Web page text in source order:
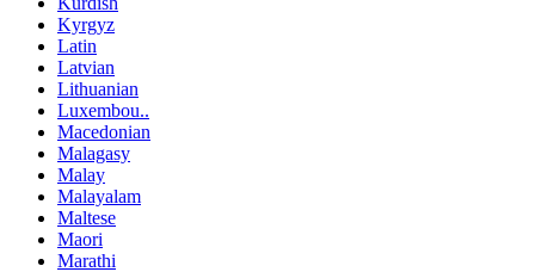
Kyrgyz
Latin
Latvian
Lithuanian
Luxembou..
Macedonian
Malagasy
Malay
Malayalam
Maltese
Maori
Marathi